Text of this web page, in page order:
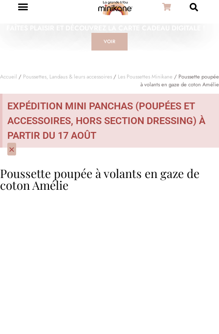
VOIR
Accueil / Poussettes, Landaus & leurs accessoires / Les Poussettes Minikane / Poussette poupée
à volants en gaze de coton Amélie
EXPÉDITION MINI PANCHAS (POUPÉES ET
ACCESSOIRES, HORS SECTION DRESSING) À
PARTIR DU 17 AOÛT
×
Poussette poupée à volants en gaze de
coton Amélie